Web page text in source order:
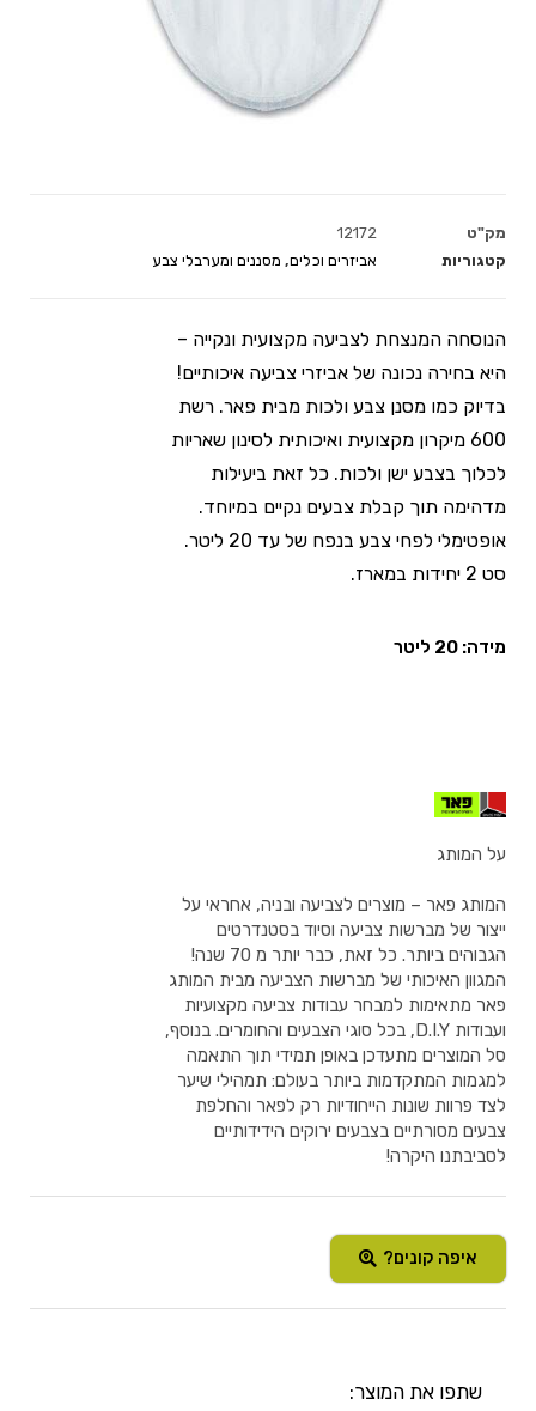
מק"ט
12172
קטגוריות
אביזרים וכלים, מסננים ומערבלי צבע
הנוסחה המנצחת לצביעה מקצועית ונקייה –
היא בחירה נכונה של אביזרי צביעה איכותיים!
בדיוק כמו מסנן צבע ולכות מבית פאר. רשת
600 מיקרון מקצועית ואיכותית לסינון שאריות
לכלוך בצבע ישן ולכות. כל זאת ביעילות
מדהימה תוך קבלת צבעים נקיים במיוחד.
אופטימלי לפחי צבע בנפח של עד 20 ליטר.
סט 2 יחידות במארז.
מידה: 20 ליטר
על המותג
המותג פאר – מוצרים לצביעה ובניה, אחראי על
ייצור של מברשות צביעה וסיוד בסטנדרטים
הגבוהים ביותר. כל זאת, כבר יותר מ 70 שנה!
המגוון האיכותי של מברשות הצביעה מבית המותג
פאר מתאימות למבחר עבודות צביעה מקצועיות
ועבודות D.I.Y, בכל סוגי הצבעים והחומרים. בנוסף,
סל המוצרים מתעדכן באופן תמידי תוך התאמה
למגמות המתקדמות ביותר בעולם: תמהילי שיער
לצד פרוות שונות הייחודיות רק לפאר והחלפת
צבעים מסורתיים בצבעים ירוקים הידידותיים
לסביבתנו היקרה!
איפה קונים?
שתפו את המוצר: